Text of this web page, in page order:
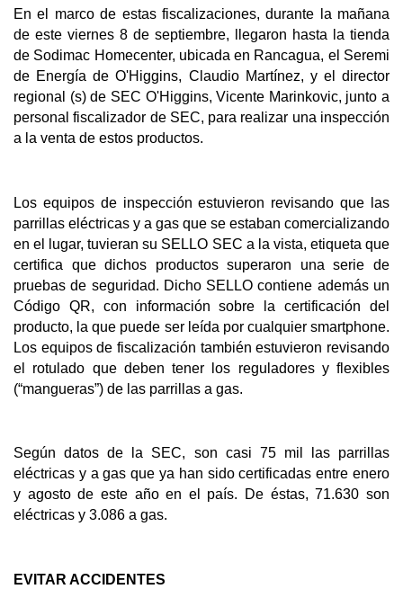
En el marco de estas fiscalizaciones, durante la mañana
de este viernes 8 de septiembre, llegaron hasta la tienda
de Sodimac Homecenter, ubicada en Rancagua, el Seremi
de Energía de O'Higgins, Claudio Martínez, y el director
regional (s) de SEC O'Higgins, Vicente Marinkovic, junto a
personal fiscalizador de SEC, para realizar una inspección
a la venta de estos productos.
Los equipos de inspección estuvieron revisando que las
parrillas eléctricas y a gas que se estaban comercializando
en el lugar, tuvieran su SELLO SEC a la vista, etiqueta que
certifica que dichos productos superaron una serie de
pruebas de seguridad. Dicho SELLO contiene además un
Código QR, con información sobre la certificación del
producto, la que puede ser leída por cualquier smartphone.
Los equipos de fiscalización también estuvieron revisando
el rotulado que deben tener los reguladores y flexibles
(“mangueras”) de las parrillas a gas.
Según datos de la SEC, son casi 75 mil las parrillas
eléctricas y a gas que ya han sido certificadas entre enero
y agosto de este año en el país. De éstas, 71.630 son
eléctricas y 3.086 a gas.
EVITAR ACCIDENTES